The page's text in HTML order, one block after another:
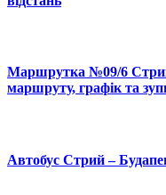
Маршрутка №09/6
маршруту, графік та
Автобус Стрий –